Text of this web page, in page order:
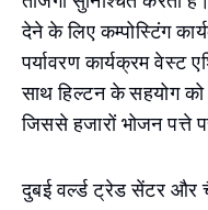
देने के लिए कम्पोस्टिंग
पर्यावरण कार्यक्रम वेस्ट
साथ हिल्टन के सहयोग को
जिससे हजारों भोजन पत्ते
दुबई वर्ल्ड ट्रेड सेंटर और